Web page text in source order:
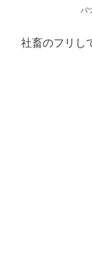
バ
社畜のフリし